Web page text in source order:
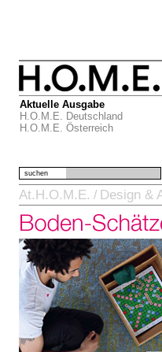
Aktuelle Ausgabe
H.O.M.E. Deutschland
H.O.M.E. Österreich
suchen
At.H.O.M.E. / Design &